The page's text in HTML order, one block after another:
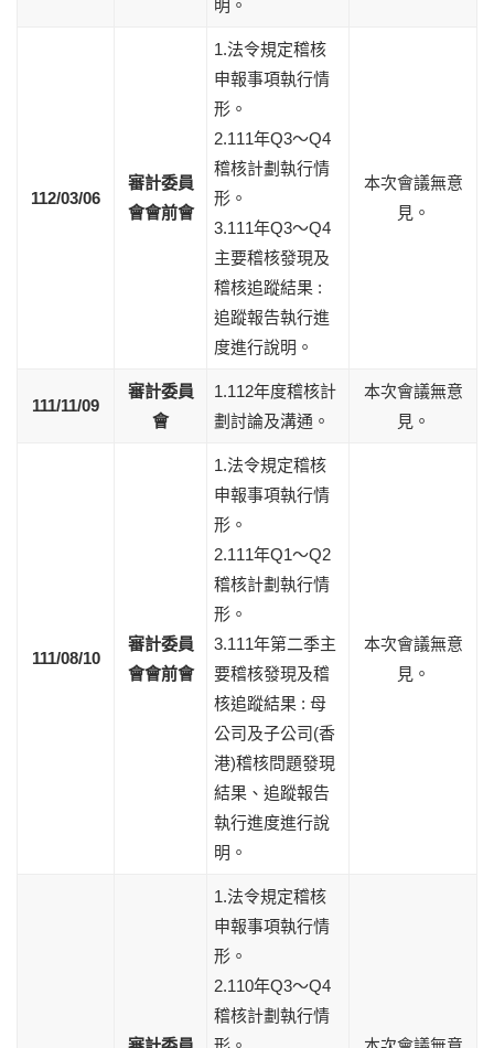
明。
112/03/06
審計委員
會會前會
1.法令規定稽核
申報事項執行情
形。
2.111年Q3～Q4
稽核計劃執行情
形。
3.111年Q3～Q4
主要稽核發現及
稽核追蹤結果 :
追蹤報告執行進
度進行說明。
本次會議無意
見。
111/11/09
審計委員
會
1.112年度稽核計
劃討論及溝通。
本次會議無意
見。
111/08/10
審計委員
會會前會
1.法令規定稽核
申報事項執行情
形。
2.111年Q1～Q2
稽核計劃執行情
形。
3.111年第二季主
要稽核發現及稽
核追蹤結果 : 母
公司及子公司(香
港)稽核問題發現
結果、追蹤報告
執行進度進行說
明。
本次會議無意
見。
1.法令規定稽核
申報事項執行情
形。
2.110年Q3～Q4
稽核計劃執行情